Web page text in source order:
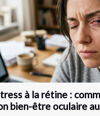
à la rétine :
bien-être oculaire